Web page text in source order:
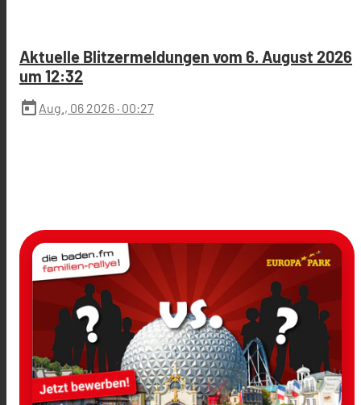
Aktuelle Blitzermeldungen vom 6. August 2026
um 12:32
today Aug., 06 2026 · 00:27